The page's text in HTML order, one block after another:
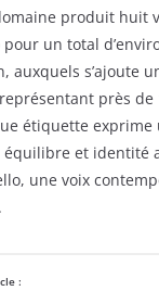
produit huit
un total
auxquels s’ajoute
près de
étiquette exprime
et identité
une voix
: